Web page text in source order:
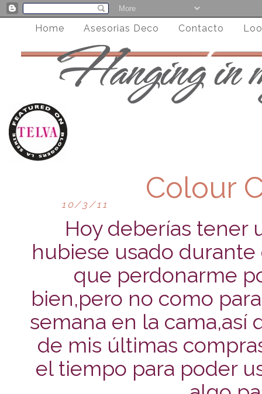
Home Asesorias Deco Contacto
10/3/11 Colour
Hoy deberías tener
hubiese usado durante
que perdonarme
bien,pero no como
semana en la cama,así
de mis últimas
el tiempo para poder